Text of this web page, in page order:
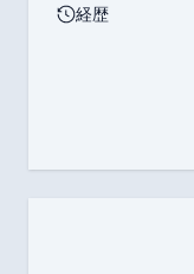
経歴